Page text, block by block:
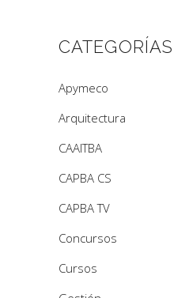
CATEGORÍAS
Apymeco
Arquitectura
CAAITBA
CAPBA CS
CAPBA TV
Concursos
Cursos